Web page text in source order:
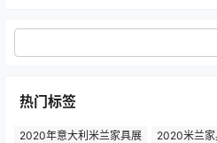
热门标签
2020年意大利米兰家具展 2020米兰家